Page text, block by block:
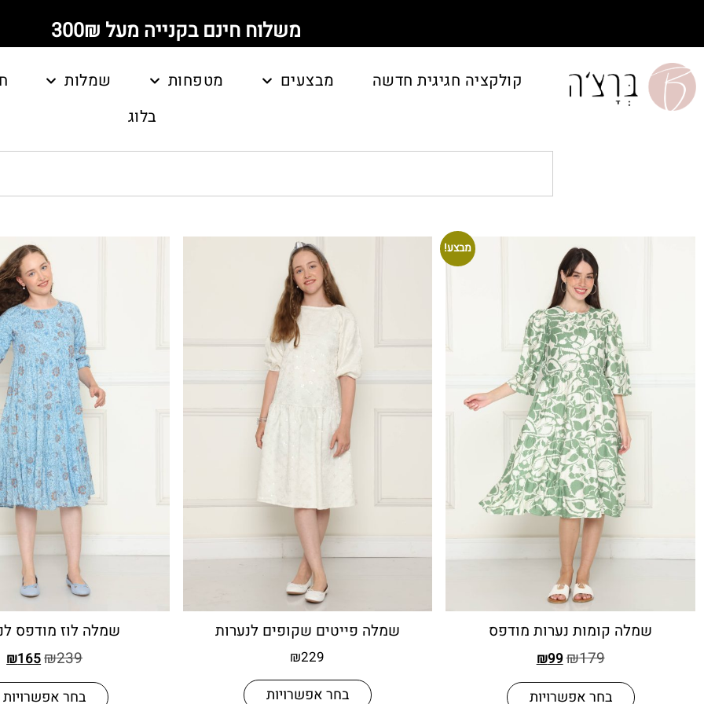
משלוח חינם בקנייה מעל 300₪
קולקציה חגיגית חדשה מבצעים מטפחות שמלות
בלוג
מבצע!
שמלה קומות נערות מודפס
₪179
₪99
בחר אפשרויות
שמלה פייטים שקופים לנערות
₪229
בחר אפשרויות
שמלה לוז מודפס
₪239
₪165
בחר אפשרויות